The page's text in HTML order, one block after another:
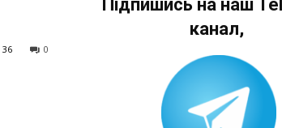
0
36
Підпишись на наш
канал,